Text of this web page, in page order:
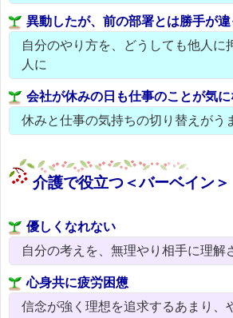
異動したが、前の部署とは勝手が
自分のやり方を、どうしても他人に
人に
会社が休みの日も仕事のことが気に
休みと仕事の気持ちの切り替えがう
介護で役立つ＜バーベイン＞
優しくなれない
自分の考えを、無理やり相手に理解
心身共に疲労困憊
信念が強く理想を追求するあまり、